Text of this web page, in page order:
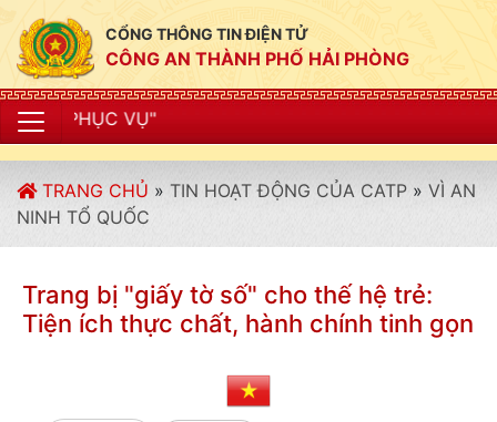
CỔNG THÔNG TIN ĐIỆN TỬ
CÔNG AN THÀNH PHỐ HẢI PHÒNG
TRANG CHỦ » TIN HOẠT ĐỘNG CỦA CATP » VÌ AN
NINH TỔ QUỐC
Trang bị "giấy tờ số" cho thế hệ trẻ:
Tiện ích thực chất, hành chính tinh gọn